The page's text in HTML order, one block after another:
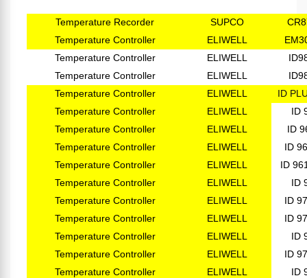
Temperature Recorder SUPCO
Temperature Controller
ELIWELL
Temperature Controller
ELIWELL
Temperature Controller
ELIWELL
Temperature Controller
ELIWELL
ID
Temperature Controller
ELIWELL
ID
Temperature Controller
ELIWELL
ID
Temperature Controller
ELIWELL
ID
Temperature Controller
ELIWELL
ID
Temperature Controller
ELIWELL
ID
Temperature Controller
ELIWELL
ID
Temperature Controller
ELIWELL
ID
Temperature Controller
ELIWELL
ID
Temperature Controller
ELIWELL
ID
Temperature Controller
ELIWELL
ID